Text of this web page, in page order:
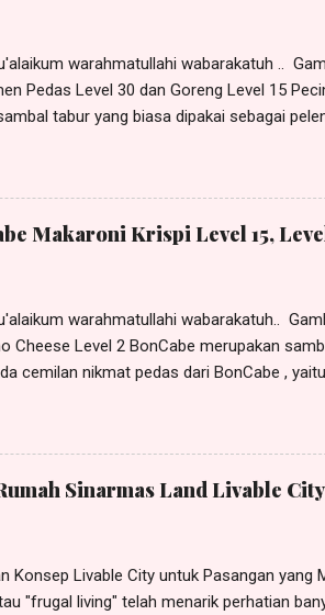
warahmatullahi wabarakatuh ..
Pedas Level 30 dan Goreng Level 15
tabur yang biasa dipakai sebagai
. Nah kabar baiknya, sekarang
sambal tabur BonCabe saya
mencobanya. Mie BonCabe merupakan
menjadi satu kesatuan yang nikmat,
Makaroni Krispi Level 15,
warahmatullahi wabarakatuh..
Cheese Level 2 BonCabe merupakan
cemilan nikmat pedas dari BonCabe ,
sekali. Kemudian dilumuri bumbu serbuk
Tidak seperti sambal taburnya ya,
yang kita tahu selama ini memiliki
rasa pedasnya juga mantulita khas ala
Sinarmas Land Livable City
Konsep Livable City untuk Pasangan yang
"frugal living" telah menarik perhatian